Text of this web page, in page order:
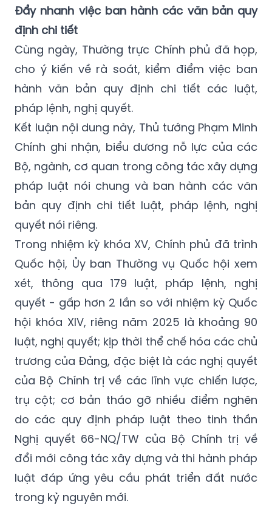
Đẩy nhanh việc ban hành các văn bản quy
định chi tiết
Cùng ngày, Thường trực Chính phủ đã họp,
cho ý kiến về rà soát, kiểm điểm việc ban
hành văn bản quy định chi tiết các luật,
pháp lệnh, nghị quyết.
Kết luận nội dung này, Thủ tướng Phạm Minh
Chính ghi nhận, biểu dương nỗ lực của các
Bộ, ngành, cơ quan trong công tác xây dựng
pháp luật nói chung và ban hành các văn
bản quy định chi tiết luật, pháp lệnh, nghị
quyết nói riêng.
Trong nhiệm kỳ khóa XV, Chính phủ đã trình
Quốc hội, Ủy ban Thường vụ Quốc hội xem
xét, thông qua 179 luật, pháp lệnh, nghị
quyết - gấp hơn 2 lần so với nhiệm kỳ Quốc
hội khóa XIV, riêng năm 2025 là khoảng 90
luật, nghị quyết; kịp thời thể chế hóa các chủ
trương của Đảng, đặc biệt là các nghị quyết
của Bộ Chính trị về các lĩnh vực chiến lược,
trụ cột; cơ bản tháo gỡ nhiều điểm nghẽn
do các quy định pháp luật theo tinh thần
Nghị quyết 66-NQ/TW của Bộ Chính trị về
đổi mới công tác xây dựng và thi hành pháp
luật đáp ứng yêu cầu phát triển đất nước
trong kỷ nguyên mới.